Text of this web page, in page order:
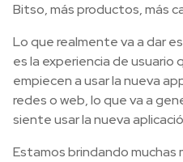
Bitso, más productos, más
Lo que realmente va a dar
es la experiencia de usuario
empiecen a usar la nueva
redes o web, lo que va a
siente usar la nueva
Estamos brindando muchas